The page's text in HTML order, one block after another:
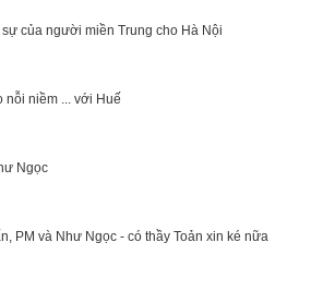
của người miền Trung cho Hà Nội
nỗi niềm ... với Huế
Ngọc
PM và Như Ngọc - có thầy Toản xin ké nữa